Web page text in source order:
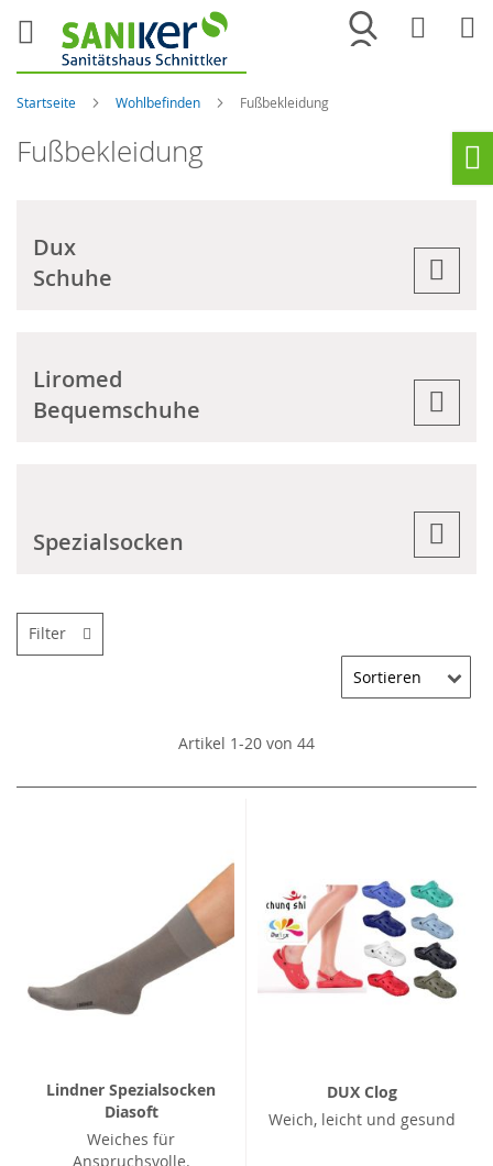
Merkliste
Startseite Wohlbefinden Fußbekleidung
Fußbekleidung
Dux
Schuhe
Liromed
Bequemschuhe
Spezialsocken
Artikel 1-20 von 44
Lindner Spezialsocken
Diasoft
Weiches für
Anspruchsvolle.
DUX Clog
Weich, leicht und gesund
Filter